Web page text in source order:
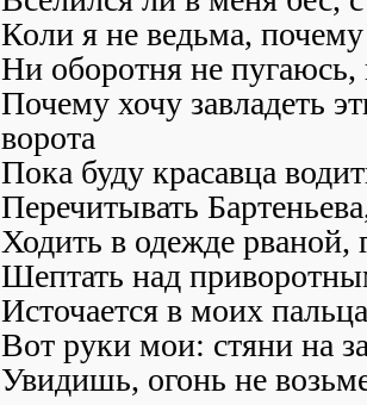
Коли я не ведьма,
Ни оборотня не пугаюсь,
Почему хочу завладеть
ворота
Пока буду красавца
Перечитывать
Ходить в одежде рваной,
Шептать над
Источается в моих
Вот руки мои: стяни на
Увидишь, огонь не